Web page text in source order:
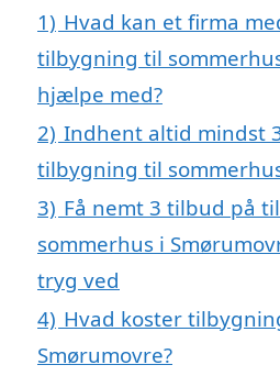
1) Hvad kan et firma
tilbygning til
hjælpe med?
2) Indhent altid mindst
tilbygning til
3) Få nemt 3 tilbud på
sommerhus i
tryg ved
4) Hvad koster
Smørumovre?